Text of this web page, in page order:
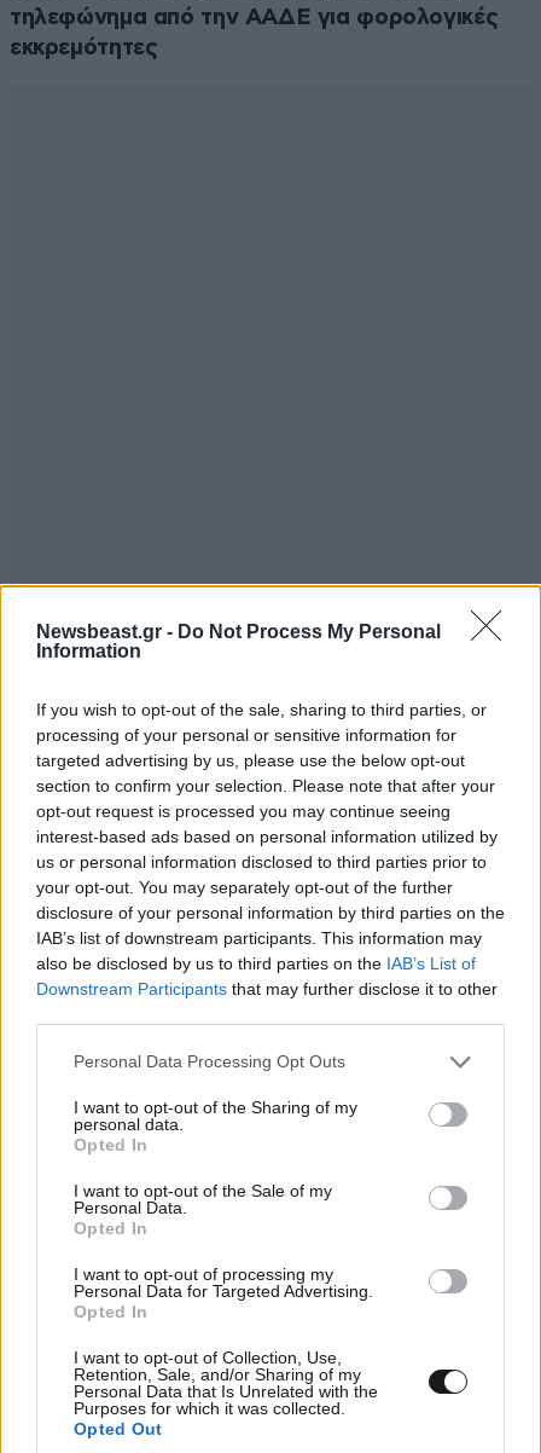
Newsbeast.gr - Do Not Process My Personal
Information
If you wish to opt-out of the sale, sharing to third parties, or
processing of your personal or sensitive information for
targeted advertising by us, please use the below opt-out
section to confirm your selection. Please note that after your
opt-out request is processed you may continue seeing
interest-based ads based on personal information utilized by
us or personal information disclosed to third parties prior to
your opt-out. You may separately opt-out of the further
disclosure of your personal information by third parties on the
IAB’s list of downstream participants. This information may
also be disclosed by us to third parties on the IAB’s List of
Downstream Participants that may further disclose it to other
Please note that this website/app uses one or more Google
not limited to your visit or usage behaviour. You may click to
grant or deny consent to Google and its third-party tags to
use your data for below specified purposes in below Google
consent section.
Personal Data Processing Opt Outs
I want to opt-out of the Sharing of my
personal data.
Opted In
I want to opt-out of the Sale of my
Personal Data.
Opted In
I want to opt-out of processing my
Personal Data for Targeted Advertising.
Opted In
I want to opt-out of Collection, Use,
Retention, Sale, and/or Sharing of my
Personal Data that Is Unrelated with the
Purposes for which it was collected.
Opted Out
τηλεφώνημα από την ΑΑΔΕ για φορολογικές
εκκρεμότητες
LIFESTYLE08·08·2026 09:01
σχέση που θυμίζει σενάριο ταινίας και μετρά
πάνω από τέσσερα χρόνια